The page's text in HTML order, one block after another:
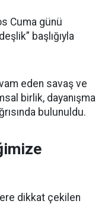
Cuma günü
başlığıyla
eden savaş ve
birlik, dayanışma
bulunuldu.
dikkat çekilen